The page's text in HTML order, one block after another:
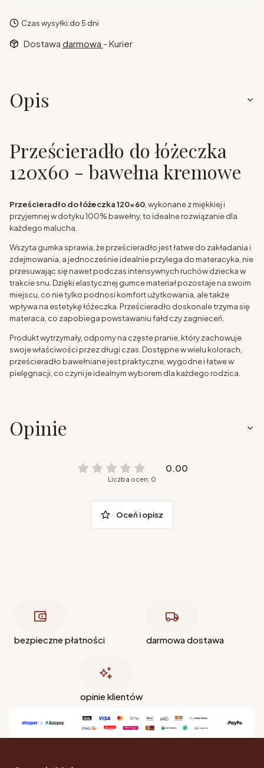
Czas wysyłki:do 5 dni
Dostawa darmowa - Kurier
Opis
Prześcieradło do łóżeczka
120x60 - bawełna kremowe
Prześcieradło do łóżeczka 120x60 , wykonane z miękkiej i
przyjemnej w dotyku 100% bawełny, to idealne rozwiązanie dla
każdego malucha.
Wszyta gumka sprawia, że prześcieradło jest łatwe do zakładania i
zdejmowania, a jednocześnie idealnie przylega do materacyka, nie
przesuwając się nawet podczas intensywnych ruchów dziecka w
trakcie snu. Dzięki elastycznej gumce materiał pozostaje na swoim
miejscu, co nie tylko podnosi komfort użytkowania, ale także
wpływa na estetykę łóżeczka. Prześcieradło doskonale trzyma się
materaca, co zapobiega powstawaniu fałd czy zagnieceń.
Produkt wytrzymały, odporny na częste pranie, który zachowuje
swoje właściwości przez długi czas. Dostępne w wielu kolorach,
prześcieradło bawełniane jest praktyczne, wygodne i łatwe w
pielęgnacji, co czyni je idealnym wyborem dla każdego rodzica.
Opinie
0.00
Liczba ocen: 0
Oceń i opisz
bezpieczne płatności darmowa dostawa
opinie klientów